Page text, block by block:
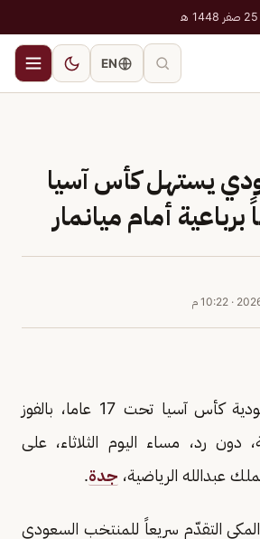
EN
يستهل كأس آسيا
· 10:22 م
افتتح منتخب السعودية كأس آسيا تحت 17 عاما، بالفوز
دون رد، مساء اليوم الثلاثاء، على
عبدالله الرياضية، جدة.
التقدّم سريعاً للمنتخب السعودي